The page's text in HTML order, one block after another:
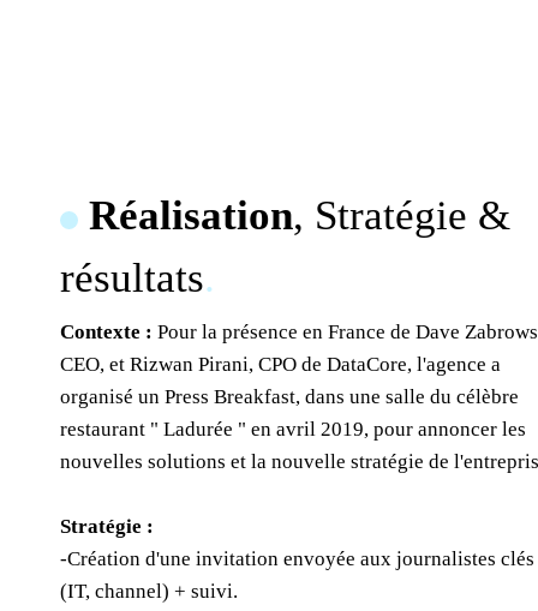
Réalisation, Stratégie &
résultats.
Contexte :Pour la présence en France de Dave
CEO, et Rizwan Pirani, CPO de DataCore, l'agence a
organisé un Press Breakfast, dans une salle du célèbre
restaurant " Ladurée " en avril 2019, pour annoncer les
nouvelles solutions et la nouvelle stratégie de
Stratégie :
-Création d'une invitation envoyée aux journalistes clés
(IT, channel) + suivi.